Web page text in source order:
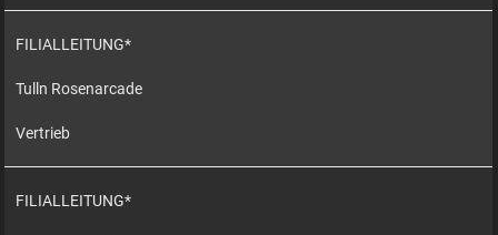
FILIALLEITUNG*
Tulln Rosenarcade
Vertrieb
FILIALLEITUNG*